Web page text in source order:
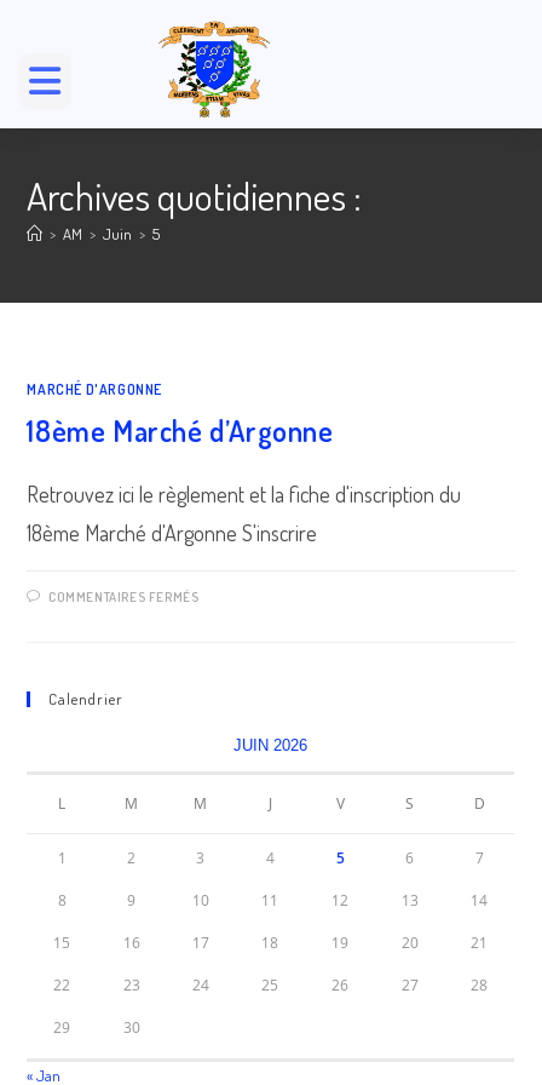
content
Archives quotidiennes :
> AM > Juin > 5
MARCHÉ D'ARGONNE
18ème Marché d’Argonne
Retrouvez ici le règlement et la fiche d'inscription du
18ème Marché d'Argonne S'inscrire
COMMENTAIRES FERMÉSSUR
Calendrier
JUIN 2026
L M M J V S D
1 2 3 4 5 6 7
8 9 10 11 12 13 14
15 16 17 18 19 20 21
22 23 24 25 26 27 28
29 30
« Jan